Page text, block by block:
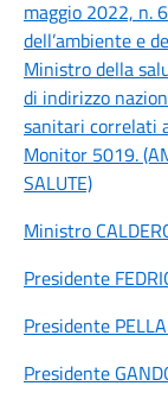
maggio 2022, n.
dell’ambiente e
Ministro della
di indirizzo
sanitari correlati
Monitor 5019.
SALUTE)
Ministro
Presidente
Presidente PELLA
Presidente